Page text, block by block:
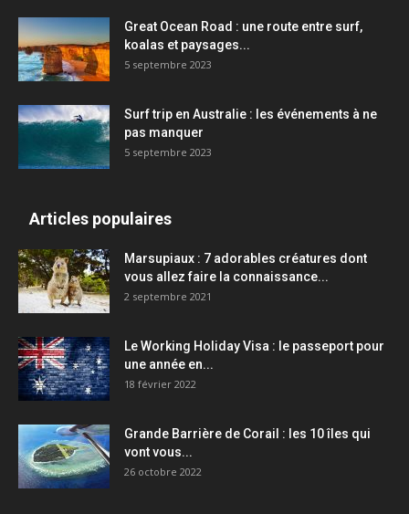
Great Ocean Road : une route entre surf,
koalas et paysages...
5 septembre 2023
Surf trip en Australie : les événements à ne
pas manquer
5 septembre 2023
Articles populaires
Marsupiaux : 7 adorables créatures dont
vous allez faire la connaissance...
2 septembre 2021
Le Working Holiday Visa : le passeport pour
une année en...
18 février 2022
Grande Barrière de Corail : les 10 îles qui
vont vous...
26 octobre 2022